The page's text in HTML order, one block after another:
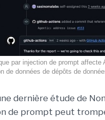
par injection de prompt
de données de dépôts de
dernière étude de
de prompt peut